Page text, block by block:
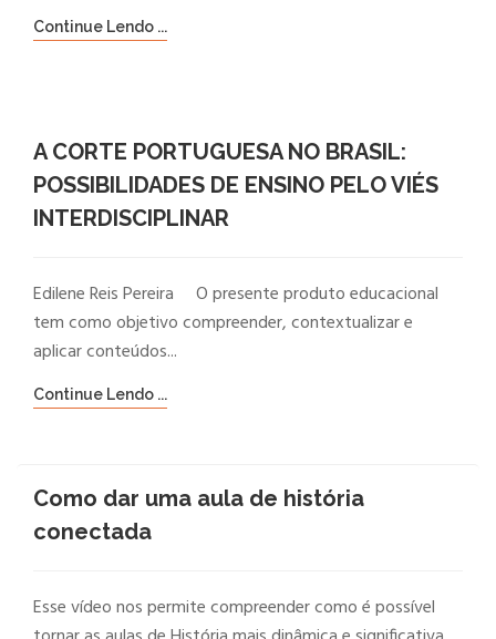
Continue Lendo ...
A CORTE PORTUGUESA NO BRASIL:
POSSIBILIDADES DE ENSINO PELO VIÉS
INTERDISCIPLINAR
Edilene Reis Pereira O presente produto educacional
tem como objetivo compreender, contextualizar e
aplicar conteúdos...
Continue Lendo ...
Como dar uma aula de história
conectada
Esse vídeo nos permite compreender como é possível